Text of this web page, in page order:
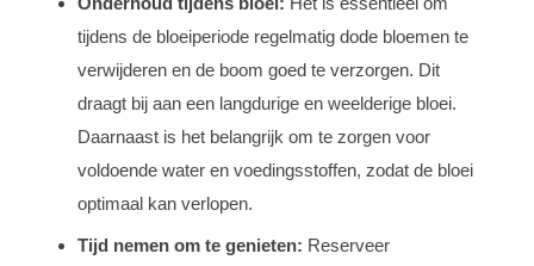
tijdens de bloeiperiode regelmatig dode bloemen te
verwijderen en de boom goed te verzorgen. Dit
draagt bij aan een langdurige en weelderige bloei.
Daarnaast is het belangrijk om te zorgen voor
voldoende water en voedingsstoffen, zodat de bloei
optimaal kan verlopen.
Tijd nemen om te genieten: Reserveer